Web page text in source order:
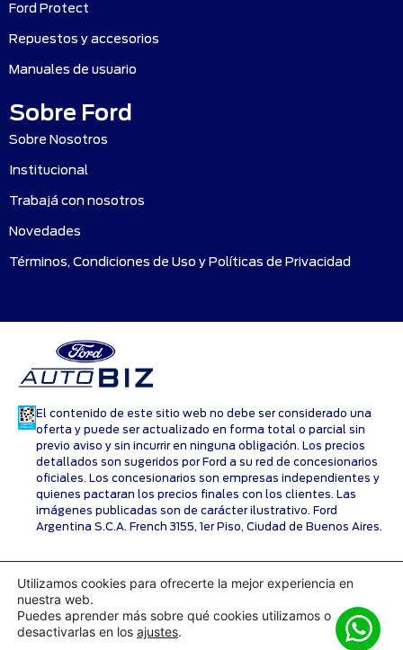
Ford Protect
Repuestos y accesorios
Manuales de usuario
Sobre Ford
Sobre Nosotros
Institucional
Trabajá con nosotros
Novedades
Términos, Condiciones de Uso y Políticas de Privacidad
El contenido de este sitio web no debe ser considerado una
oferta y puede ser actualizado en forma total o parcial sin
previo aviso y sin incurrir en ninguna obligación. Los precios
detallados son sugeridos por Ford a su red de concesionarios
oficiales. Los concesionarios son empresas independientes y
quienes pactaran los precios finales con los clientes. Las
imágenes publicadas son de carácter ilustrativo. Ford
Argentina S.C.A. French 3155, 1er Piso, Ciudad de Buenos Aires.
Copyright © 2026Ford Motor Company - Todos los derechos
Utilizamos cookies para ofrecerte la mejor experiencia en
nuestra web.
Puedes aprender más sobre qué cookies utilizamos o
desactivarlas en los ajustes.